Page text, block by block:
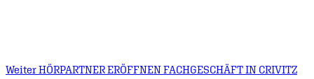
WeiterHÖRPARTNER ERÖFFNEN FACHGESCHÄFT IN CRIVITZ